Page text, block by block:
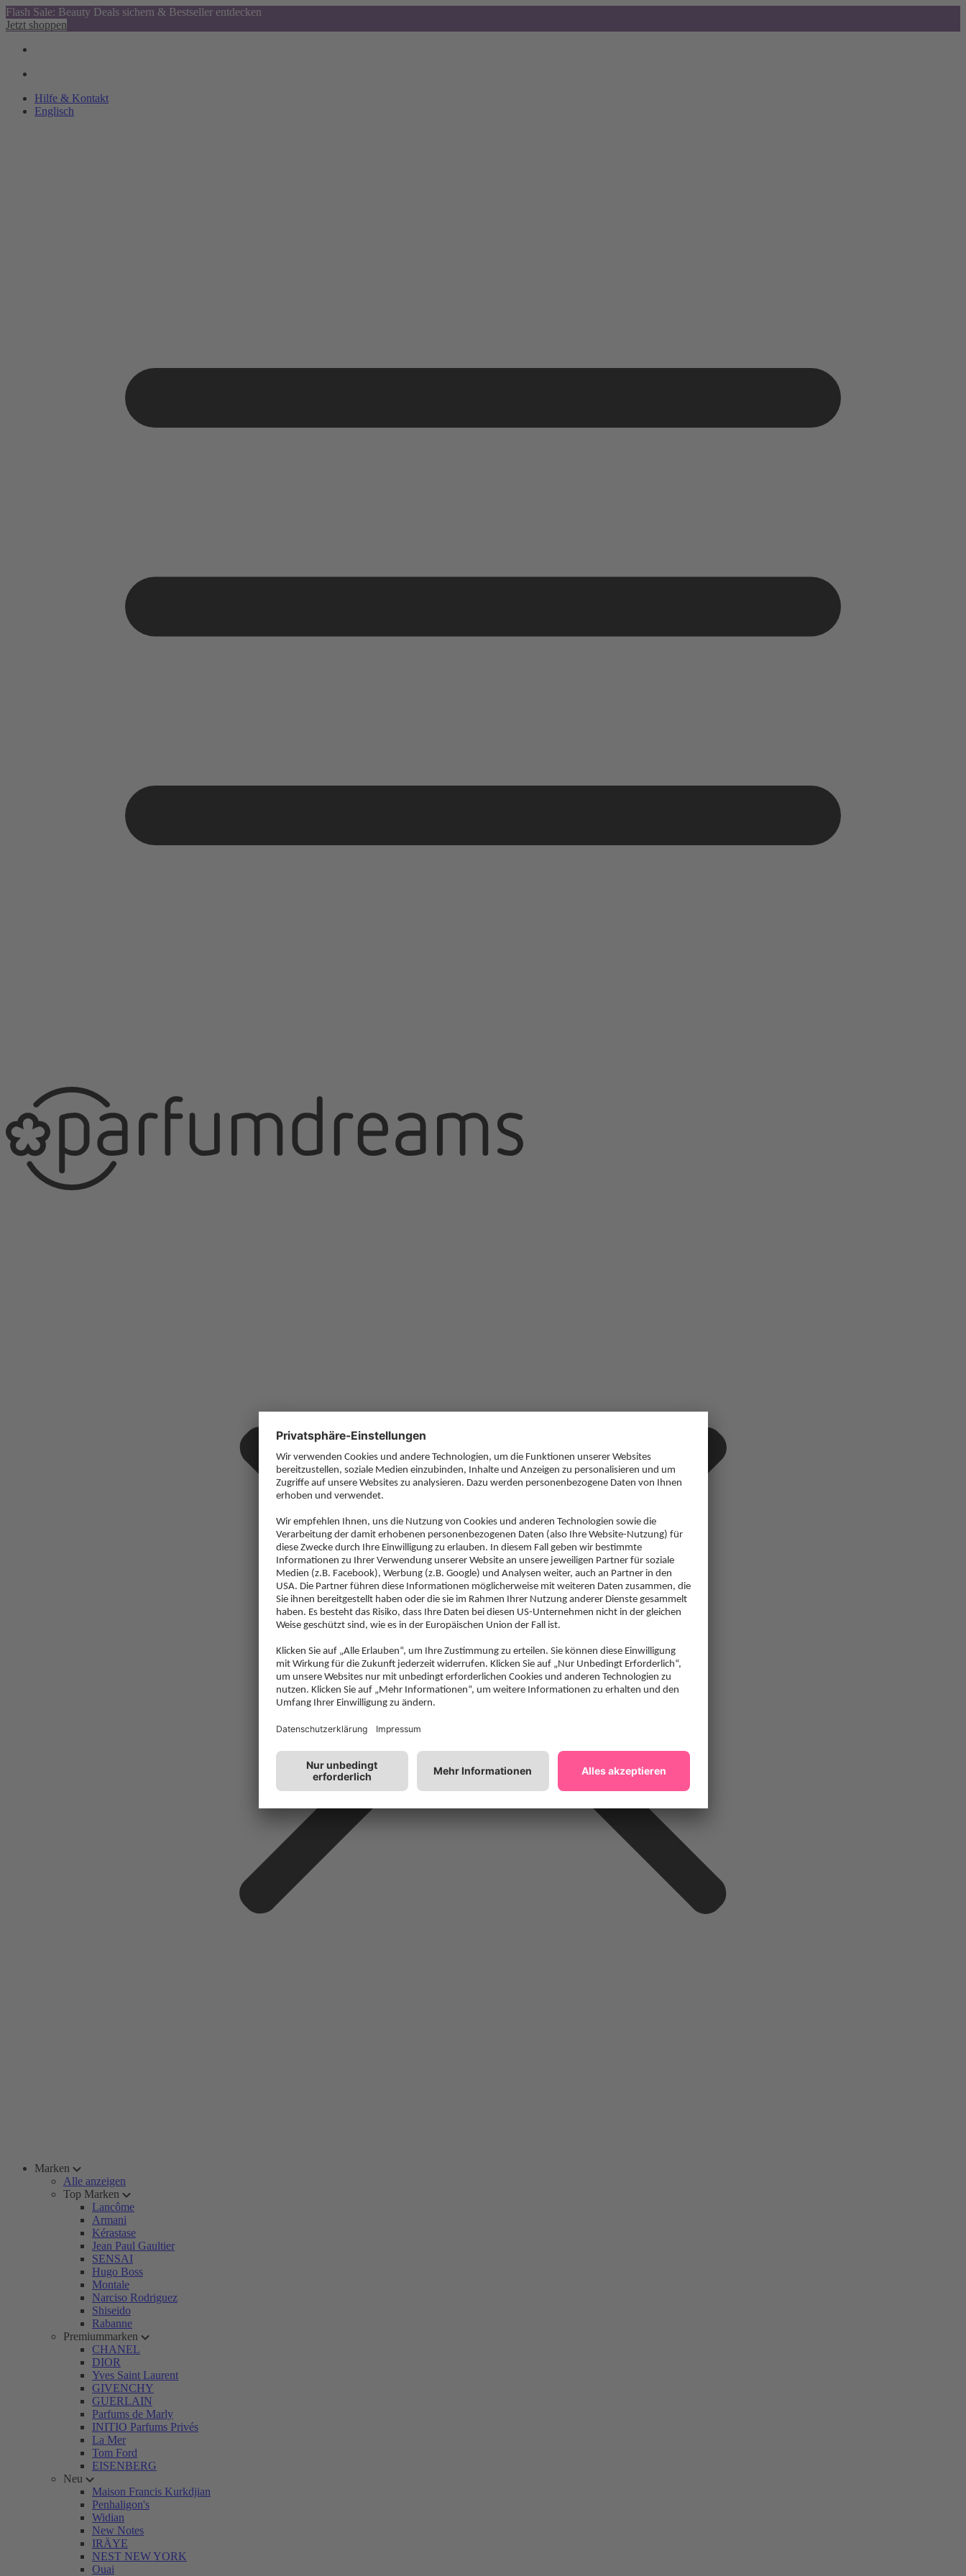
Flash Sale: Beauty Deals sichern & Bestseller entdecken
Jetzt shoppen
Hilfe & Kontakt
Englisch
Marken
Alle anzeigen
Top Marken
Lancôme
Armani
Kérastase
Jean Paul Gaultier
SENSAI
Hugo Boss
Montale
Narciso Rodriguez
Shiseido
Rabanne
Premiummarken
CHANEL
DIOR
Yves Saint Laurent
GIVENCHY
GUERLAIN
Parfums de Marly
INITIO Parfums Privés
La Mer
Tom Ford
EISENBERG
Neu
Maison Francis Kurkdjian
Penhaligon's
Widian
New Notes
IRÄYE
NEST NEW YORK
Ouai